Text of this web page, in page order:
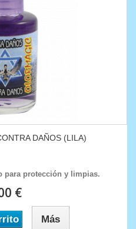
DAÑOS (LILA)
para protección y limpias.
€
Más